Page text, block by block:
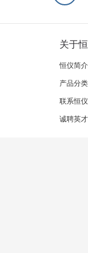
关于
恒仪简介
产品分类
联系恒仪
诚聘英才